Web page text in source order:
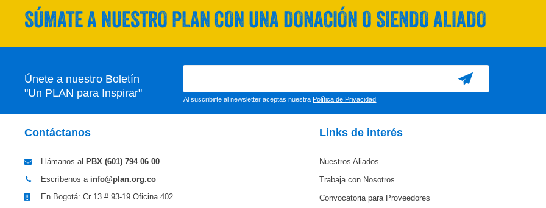
SÚMATE A NUESTRO PLAN CON UNA DONACIÓN O SIENDO ALIADO
Únete a nuestro Boletín
"Un PLAN para Inspirar"
Al suscribirte al newsletter aceptas nuestra Política de Privacidad
Contáctanos
Llámanos al PBX (601) 794 06 00
Escríbenos a info@plan.org.co
En Bogotá: Cr 13 # 93-19 Oficina 402
Links de interés
Nuestros Aliados
Trabaja con Nosotros
Convocatoria para Proveedores